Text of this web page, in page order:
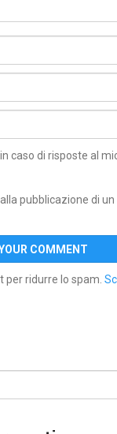
caso di risposte al
pubblicazione di un
per ridurre lo spam.